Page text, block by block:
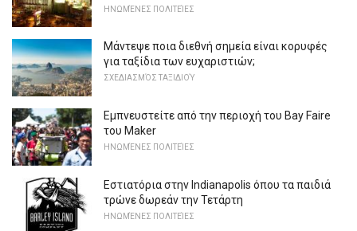
ΗΝΩΜΈΝΕΣ ΠΟΛΙΤΕΊΕΣ
Μάντεψε ποια διεθνή σημεία είναι κορυφές
για ταξίδια των ευχαριστιών;
ΣΧΕΔΙΑΣΜΌΣ ΤΑΞΙΔΙΟΎ
Εμπνευστείτε από την περιοχή του Bay Faire
του Maker
ΗΝΩΜΈΝΕΣ ΠΟΛΙΤΕΊΕΣ
Εστιατόρια στην Indianapolis όπου τα παιδιά
τρώνε δωρεάν την Τετάρτη
ΗΝΩΜΈΝΕΣ ΠΟΛΙΤΕΊΕΣ